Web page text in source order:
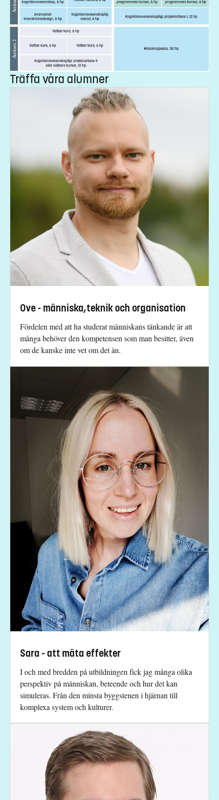
Träffa våra alumner
Ove - människa,teknik och organisation
Fördelen med att ha studerat människans tänkande är att
många behöver den kompetensen som man besitter, även
om de kanske inte vet om det än.
Sara - att mäta effekter
I och med bredden på utbildningen fick jag många olika
perspektiv på människan, beteende och hur det kan
simuleras. Från den minsta byggstenen i hjärnan till
komplexa system och kulturer.